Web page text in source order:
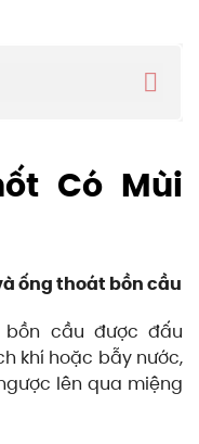
Có Mùi
ống thoát bồn cầu
cầu được đấu
khí hoặc bẫy nước,
lên qua miệng